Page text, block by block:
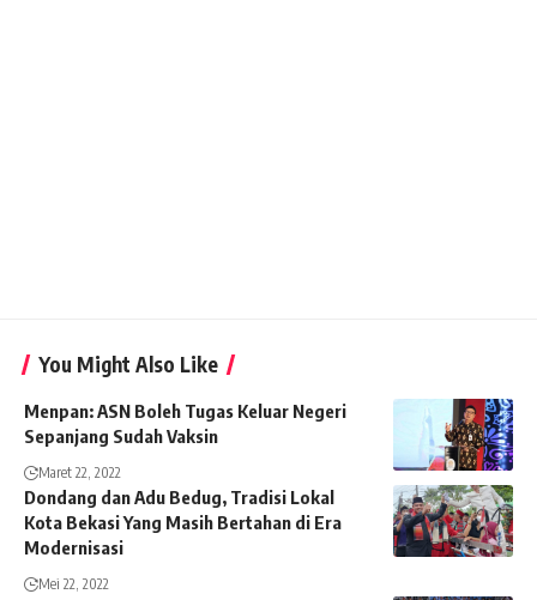
You Might Also Like
Menpan: ASN Boleh Tugas Keluar Negeri
Sepanjang Sudah Vaksin
Maret 22, 2022
Dondang dan Adu Bedug, Tradisi Lokal
Kota Bekasi Yang Masih Bertahan di Era
Modernisasi
Mei 22, 2022